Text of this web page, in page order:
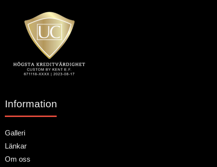
Information
Galleri
Länkar
Om oss